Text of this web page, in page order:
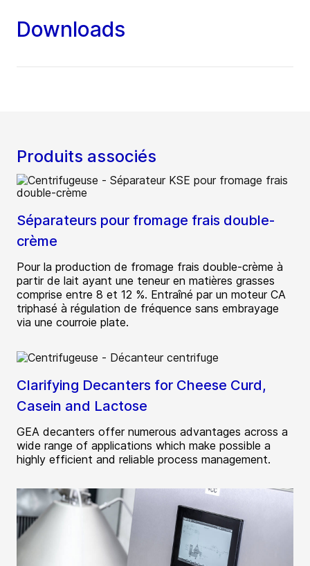
Downloads
Produits associés
Séparateurs pour fromage frais double-
crème
Pour la production de fromage frais double-crème à
partir de lait ayant une teneur en matières grasses
comprise entre 8 et 12 %. Entraîné par un moteur CA
triphasé à régulation de fréquence sans embrayage
via une courroie plate.
Clarifying Decanters for Cheese Curd,
Casein and Lactose
GEA decanters offer numerous advantages across a
wide range of applications which make possible a
highly efficient and reliable process management.